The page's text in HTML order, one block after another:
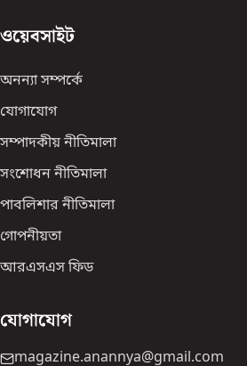
ওয়েবসাইট
অনন্যা সম্পর্কে
যোগাযোগ
সম্পাদকীয় নীতিমালা
সংশোধন নীতিমালা
পাবলিশার নীতিমালা
গোপনীয়তা
আরএসএস ফিড
যোগাযোগ
magazine.anannya@gmail.com